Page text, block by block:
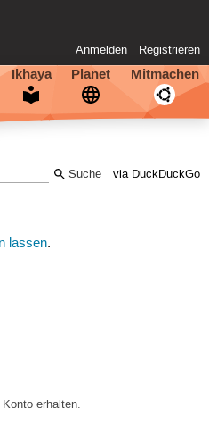
Anmelden Registrieren
Ikhaya Planet Mitmachen
via DuckDuckGo
lassen.
erhalten.